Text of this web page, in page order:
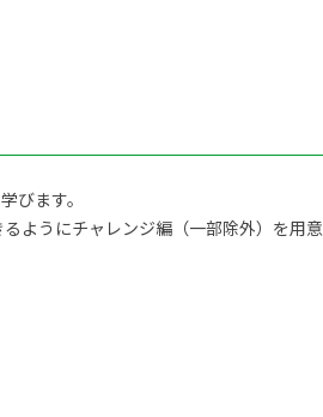
びます。
ようにチャレンジ編（一部除外）を用意